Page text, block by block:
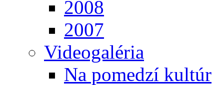
2008
2007
Videogaléria
Na pomedzí kultúr